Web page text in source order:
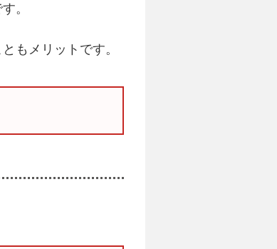
。
もメリットです。